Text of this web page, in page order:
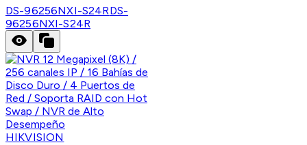
DS-96256NXI-S24RDS-
96256NXI-S24R
HIKVISION